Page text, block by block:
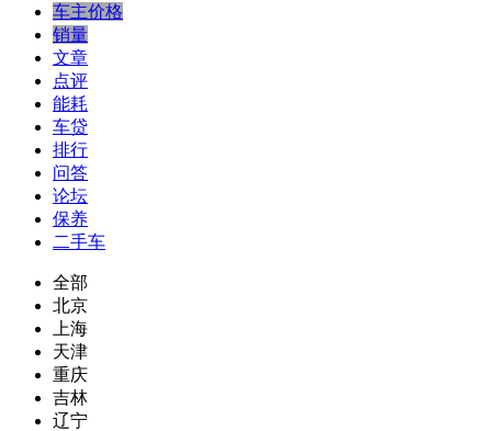
车主价格
销量
文章
点评
能耗
车贷
排行
问答
论坛
保养
二手车
全部
北京
上海
天津
重庆
吉林
辽宁